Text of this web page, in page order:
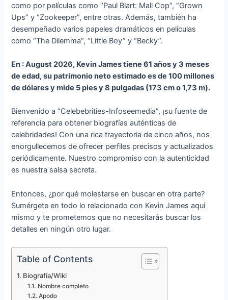
como por películas como “Paul Blart: Mall Cop”, “Grown
Ups” y “Zookeeper”, entre otras. Además, también ha
desempeñado varios papeles dramáticos en películas
como “The Dilemma”, “Little Boy” y “Becky”.
En : August 2026, Kevin James tiene 61 años y 3 meses
de edad, su patrimonio neto estimado es de 100 millones
de dólares y mide 5 pies y 8 pulgadas (173 cm o 1,73 m).
Bienvenido a “Celebebrities-Infoseemedia”, ¡su fuente de
referencia para obtener biografías auténticas de
celebridades! Con una rica trayectoria de cinco años, nos
enorgullecemos de ofrecer perfiles precisos y actualizados
periódicamente. Nuestro compromiso con la autenticidad
es nuestra salsa secreta.
Entonces, ¿por qué molestarse en buscar en otra parte?
Sumérgete en todo lo relacionado con Kevin James aquí
mismo y te prometemos que no necesitarás buscar los
detalles en ningún otro lugar.
Table of Contents
Biografía/Wiki
Nombre completo
Apodo